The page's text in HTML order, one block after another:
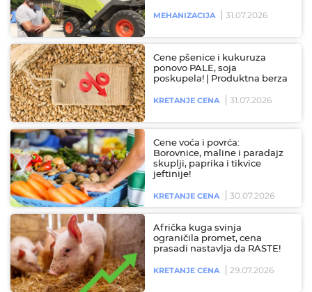
MEHANIZACIJA 31.07.2026
Cene pšenice i kukuruza
ponovo PALE, soja
poskupela! | Produktna berza
KRETANJE CENA 31.07.2026
Cene voća i povrća:
Borovnice, maline i paradajz
skuplji, paprika i tikvice
jeftinije!
KRETANJE CENA 30.07.2026
Afrička kuga svinja
ograničila promet, cena
prasadi nastavlja da RASTE!
KRETANJE CENA 29.07.2026